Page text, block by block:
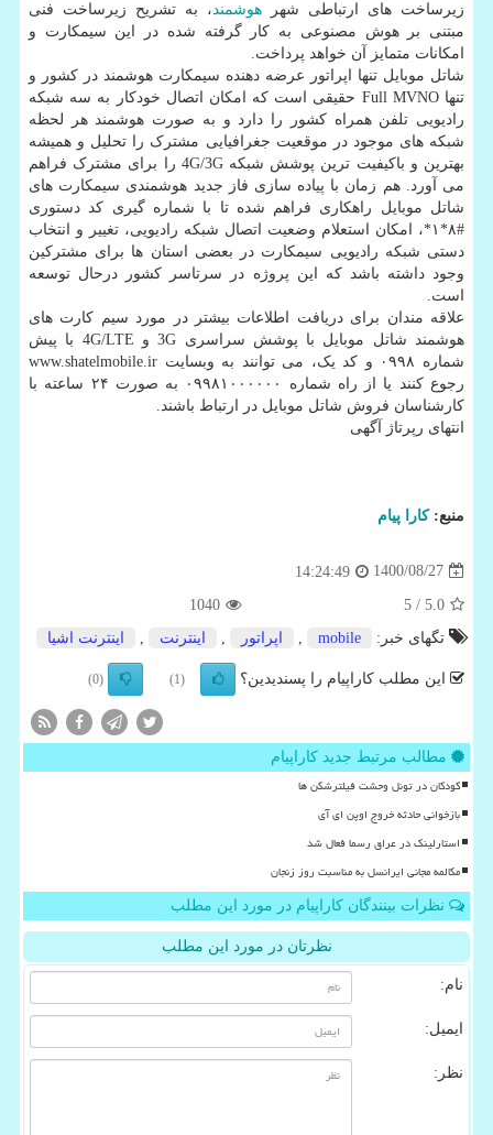
زیرساخت های ارتباطی شهر هوشمند، به تشریح زیرساخت فنی
مبتنی بر هوش مصنوعی به کار گرفته شده در این سیمکارت و
امکانات متمایز آن خواهد پرداخت.
شاتل موبایل تنها اپراتور عرضه دهنده سیمکارت هوشمند در کشور و
تنها Full MVNO حقیقی است که امکان اتصال خودکار به سه شبکه
رادیویی تلفن همراه کشور را دارد و به صورت هوشمند هر لحظه
شبکه های موجود در موقعیت جغرافیایی مشترک را تحلیل و همیشه
بهترین و باکیفیت ترین پوشش شبکه 4G/3G را برای مشترک فراهم
می آورد. هم زمان با پیاده سازی فاز جدید هوشمندی سیمکارت های
شاتل موبایل راهکاری فراهم شده تا با شماره گیری کد دستوری
#۸*۱*، امکان استعلام وضعیت اتصال شبکه رادیویی، تغییر و انتخاب
دستی شبکه رادیویی سیمکارت در بعضی استان ها برای مشترکین
وجود داشته باشد که این پروژه در سرتاسر کشور درحال توسعه
است.
علاقه مندان برای دریافت اطلاعات بیشتر در مورد سیم کارت های
هوشمند شاتل موبایل با پوشش سراسری 3G و 4G/LTE با پیش
شماره ۰۹۹۸ و کد یک، می توانند به وبسایت www.shatelmobile.ir
رجوع کنند یا از راه شماره ۰۹۹۸۱۰۰۰۰۰۰ به صورت ۲۴ ساعته با
کارشناسان فروش شاتل موبایل در ارتباط باشند.
انتهای رپرتاژ آگهی
منبع:كارا پیام
1400/08/27
14:24:49
5.0
/ 5
1040
تگهای خبر:
mobile اپراتور اینترنت اینترنت اشیا
این مطلب کاراپیام را پسندیدین؟ (1)
(0)
مطالب مرتبط جدید کاراپیام
کودکان در تونل وحشت فیلترشکن ها
بازخوانی حادثه خروج اوپن ای آی
استارلینک در عراق رسما فعال شد
مکالمه مجانی ایرانسل به مناسبت روز زنجان
نظرات بینندگان کاراپیام در مورد این مطلب
نظرتان در مورد این مطلب
نام:
ایمیل:
نظر: